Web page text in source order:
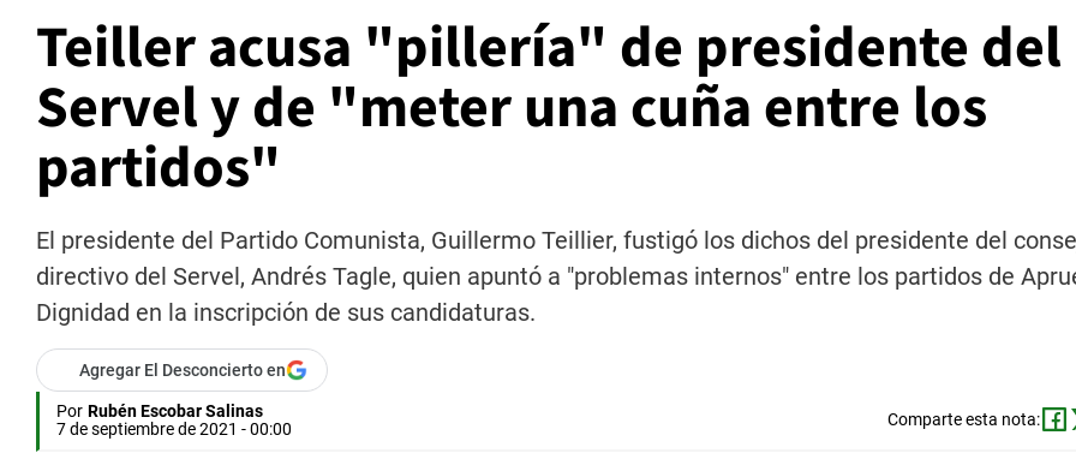
Teiller acusa "pillería" de presidente del
Servel y de "meter una cuña entre los
partidos"
El presidente del Partido Comunista, Guillermo Teillier, fustigó los dichos del presidente del
directivo del Servel, Andrés Tagle, quien apuntó a "problemas internos" entre los partidos de
Dignidad en la inscripción de sus candidaturas.
Agregar El Desconcierto en
Por Rubén Escobar Salinas
7 de septiembre de 2021 - 00:00
Comparte esta nota: